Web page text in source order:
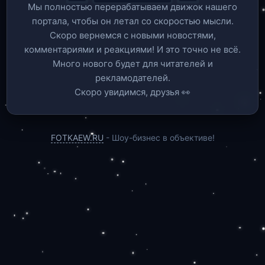
Мы полностью перерабатываем движок нашего
портала, чтобы он летал со скоростью мысли.
Скоро вернемся c новыми новостями,
комментариями и реакциями! И это точно не всё.
Много нового будет для читателей и
рекламодателей.
Скоро увидимся, друзья 👀
FOTKAEW.RU - Шоу-бизнес в объективе!